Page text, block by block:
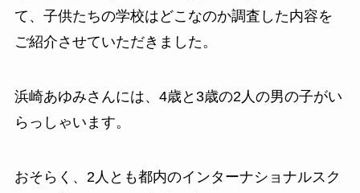
て、子供たちの学校はどこなのか調査した内容を
ご紹介させていただきました。
浜崎あゆみさんには、4歳と3歳の2人の男の子がい
らっしゃいます。
おそらく、2人とも都内のインターナショナルスク